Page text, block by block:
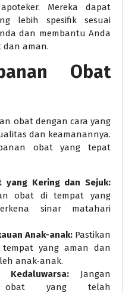
Mereka dapat
lebih spesifik sesuai
dan membantu Anda
dan aman.
Obat
obat dengan cara yang
dan keamanannya.
obat yang tepat
yang Kering dan Sejuk:
obat di tempat yang
sinar matahari
Anak-anak: Pastikan
yang aman dan
anak-anak.
Kedaluwarsa: Jangan
obat yang telah